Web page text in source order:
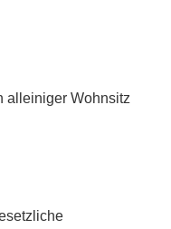
alleiniger Wohnsitz